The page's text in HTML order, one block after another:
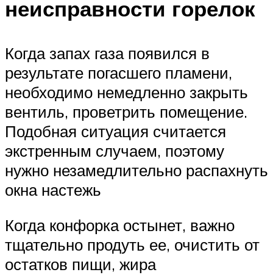
неисправности горелок
Когда запах газа появился в
результате погасшего пламени,
необходимо немедленно закрыть
вентиль, проветрить помещение.
Подобная ситуация считается
экстренным случаем, поэтому
нужно незамедлительно распахнуть
окна настежь
Когда конфорка остынет, важно
тщательно продуть ее, очистить от
остатков пищи, жира